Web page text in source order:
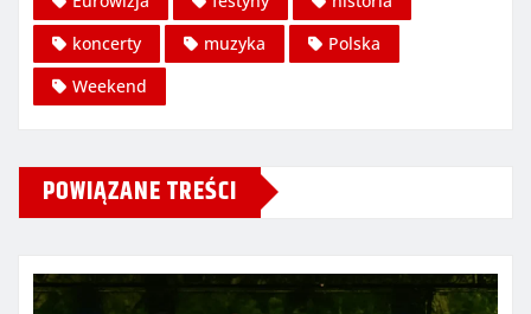
koncerty
muzyka
Polska
Weekend
POWIĄZANE TREŚCI